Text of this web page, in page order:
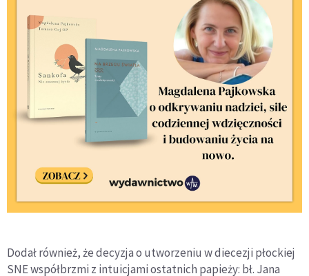
Dodał również, że decyzja o utworzeniu w diecezji płockiej
SNE współbrzmi z intuicjami ostatnich papieży: bł. Jana